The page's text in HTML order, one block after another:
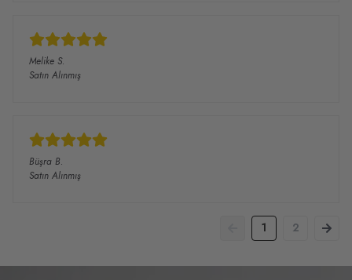
Melike S.
Satın Alınmış
Büşra B.
Satın Alınmış
1 2